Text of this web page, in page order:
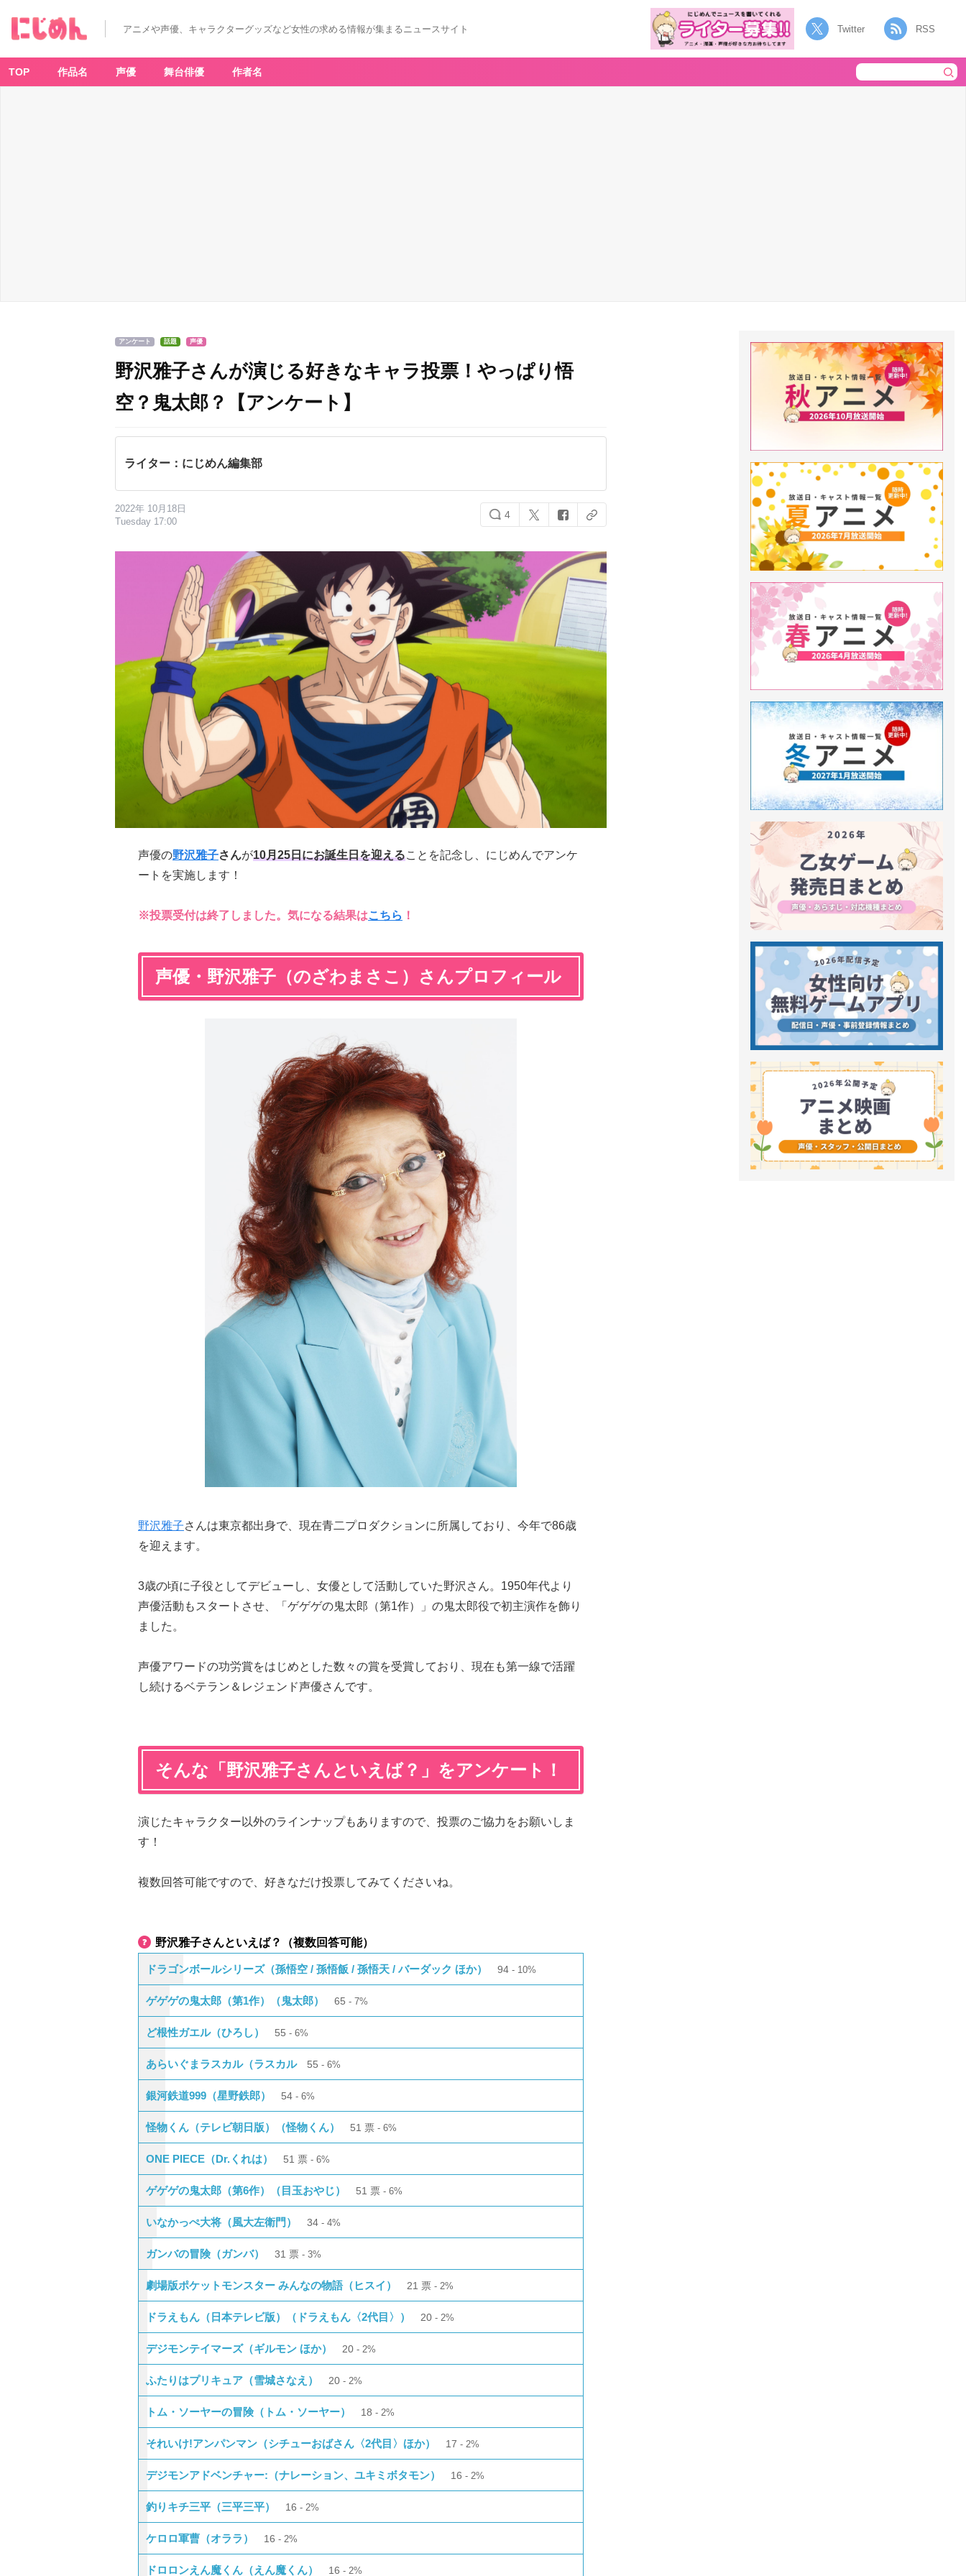
アニメや声優、キャラクターグッズなど女性の求める情報が集まるニュースサイト Twitter RSS
TOP 作品名 声優 舞台俳優 作者名
アンケート 話題 声優
野沢雅子さんが演じる好きなキャラ投票！やっぱり悟
空？鬼太郎？【アンケート】
ライター：にじめん編集部
2022年 10月18日
Tuesday 17:00
4
声優の野沢雅子さんが10月25日にお誕生日を迎えることを記念し、にじめんでアンケ
ートを実施します！
※投票受付は終了しました。気になる結果はこちら ！
声優・野沢雅子（のざわまさこ）さんプロフィール
野沢雅子さんは東京都出身で、現在青二プロダクションに所属しており、今年で86歳
を迎えます。
3歳の頃に子役としてデビューし、女優として活動していた野沢さん。1950年代より
声優活動もスタートさせ、「ゲゲゲの鬼太郎（第1作）」の鬼太郎役で初主演作を飾り
ました。
声優アワードの功労賞をはじめとした数々の賞を受賞しており、現在も第一線で活躍
し続けるベテラン＆レジェンド声優さんです。
そんな「野沢雅子さんといえば？」をアンケート！
演じたキャラクター以外のラインナップもありますので、投票のご協力をお願いしま
す！
複数回答可能ですので、好きなだけ投票してみてくださいね。
野沢雅子さんといえば？（複数回答可能）
ドラゴンボールシリーズ（孫悟空 / 孫悟飯 / 孫悟天 / バーダック ほか） 94 10%
ゲゲゲの鬼太郎（第1作）（鬼太郎） 65 7%
ど根性ガエル（ひろし） 55 6%
あらいぐまラスカル（ラスカル 55 6%
銀河鉄道999（星野鉄郎） 54 6%
怪物くん（テレビ朝日版）（怪物くん） 51 票 6%
ONE PIECE（Dr.くれは） 51 票 6%
ゲゲゲの鬼太郎（第6作）（目玉おやじ） 51 票 6%
いなかっぺ大将（風大左衛門） 34 4%
ガンバの冒険（ガンバ） 31 票 3%
劇場版ポケットモンスター みんなの物語（ヒスイ） 21 票 2%
ドラえもん（日本テレビ版）（ドラえもん〈2代目〉） 20 2%
デジモンテイマーズ（ギルモン ほか） 20 2%
ふたりはプリキュア（雪城さなえ） 20 2%
トム・ソーヤーの冒険（トム・ソーヤー） 18 2%
それいけ!アンパンマン（シチューおばさん〈2代目〉ほか） 17 2%
デジモンアドベンチャー:（ナレーション、ユキミボタモン） 16 2%
釣りキチ三平（三平三平） 16 2%
ケロロ軍曹（オララ） 16 2%
ドロロンえん魔くん（えん魔くん） 16 2%